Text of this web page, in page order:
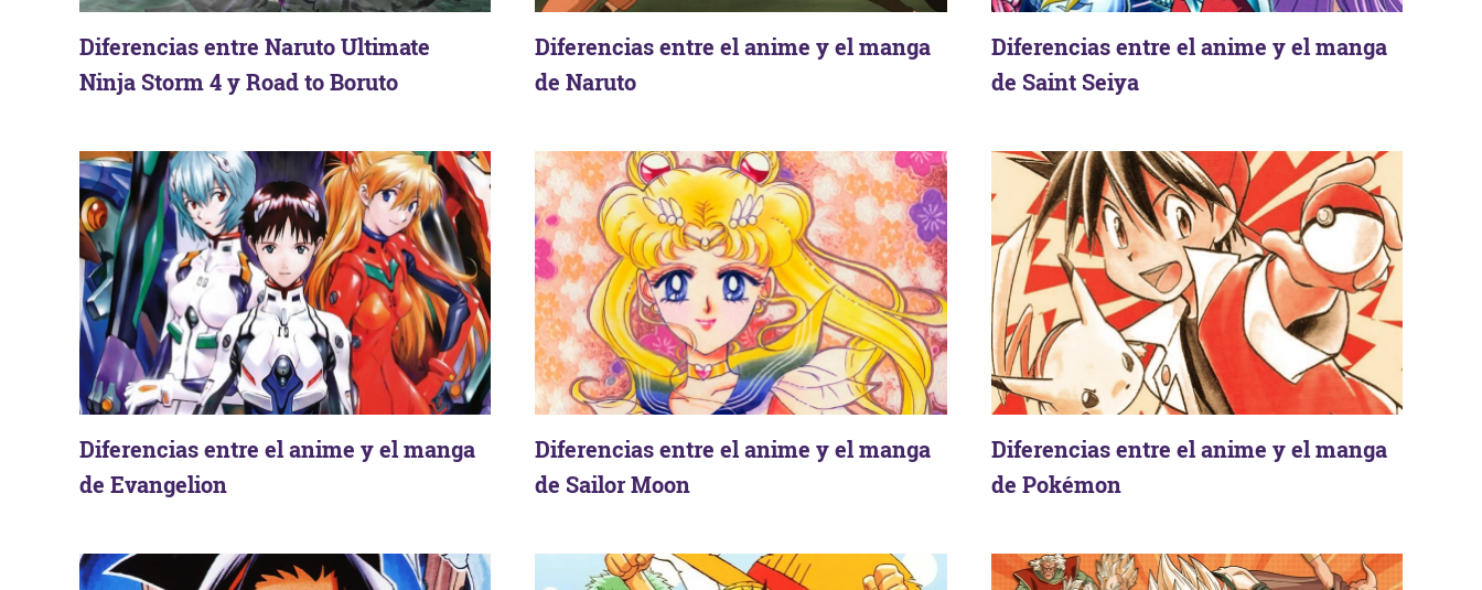
Diferencias entre Naruto Ultimate
Ninja Storm 4 y Road to Boruto
Diferencias entre el anime y el manga
de Naruto
Diferencias entre el anime y el manga
de Saint Seiya
Diferencias entre el anime y el manga
de Evangelion
Diferencias entre el anime y el manga
de Sailor Moon
Diferencias entre el anime y el manga
de Pokémon